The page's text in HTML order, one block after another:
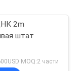
2m
штат
MOQ:2 части